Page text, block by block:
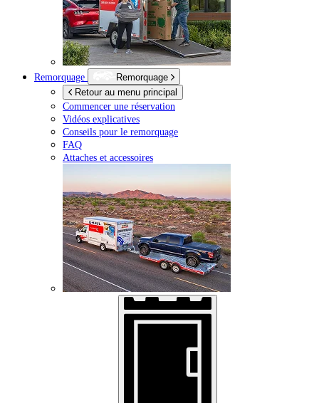
Remorquage
Remorquage
Retour au menu principal
Commencer une réservation
Vidéos explicatives
Conseils pour le remorquage
FAQ
Attaches et accessoires